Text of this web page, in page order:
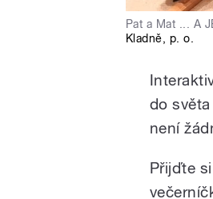
Pat a Mat ... A
Kladně, p. o.
do
není
Přijďte